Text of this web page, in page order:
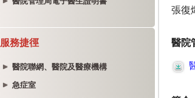
服務捷徑
醫院聯網、醫院及醫療機構
急症室